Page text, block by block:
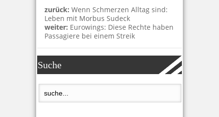
zurück: Wenn Schmerzen Alltag sind:
Leben mit Morbus Sudeck
weiter: Eurowings: Diese Rechte haben
Passagiere bei einem Streik
Suche